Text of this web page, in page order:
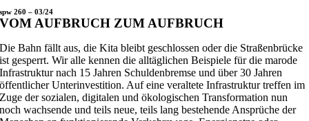
spw 260 – 03/24
VOM AUFBRUCH ZUM AUFBRUCH
Die Bahn fällt aus, die Kita bleibt geschlossen oder die Straßenbrücke
ist gesperrt. Wir alle kennen die alltäglichen Beispiele für die marode
Infrastruktur nach 15 Jahren Schuldenbremse und über 30 Jahren
öffentlicher Unterinvestition. Auf eine veraltete Infrastruktur treffen im
Zuge der sozialen, digitalen und ökologischen Transformation nun
noch wachsende und teils neue, teils lang bestehende Ansprüche der